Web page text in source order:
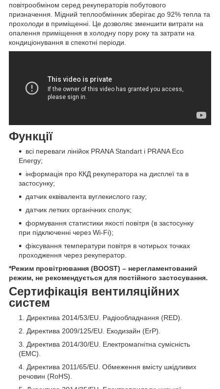
повітрообміном серед рекуператорів побутового
призначення. Мідний теплообмінник зберігає до 92% тепла та
прохолоди в приміщенні. Це дозволяє зменшити витрати на
опалення приміщення в холодну пору року та затрати на
кондиціонування в спекотні періоди.
Функції
всі переваги лінійок PRANA Standart і PRANA Eco
Energy;
інформація про ККД рекуператора на дисплеї та в
застосунку;
датчик еквівалента вуглекислого газу;
датчик летких органічних сполук;
формування статистики якості повітря (в застосунку
при підключенні через Wi-Fi);
фіксування температури повітря в чотирьох точках
проходження через рекуператор.
*Режим провітрювання (BOOST) – нерегламентований
режим, не рекомендується для постійного застосування.
Сертифікація вентиляційних
систем
Директива 2014/53/EU. Радіообладнання (RED).
Директива 2009/125/EU. Екодизайн (ErP).
Директива 2014/30/EU. Електромагнітна сумісність
(EMC).
Директива 2011/65/EU. Обмеження вмісту шкідливих
речовин (RoHS).